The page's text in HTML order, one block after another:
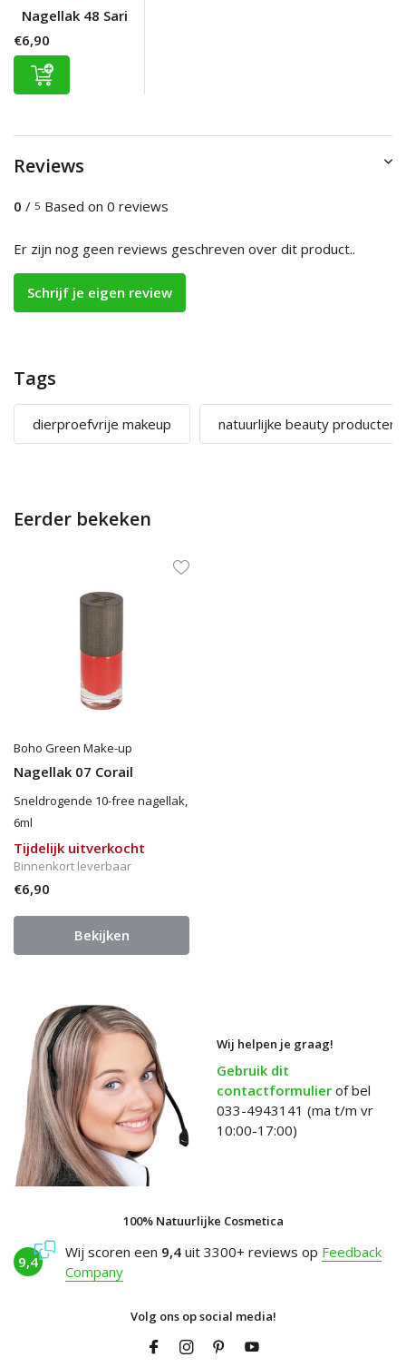
Nagellak 48 Sari
€6,90
Reviews
0 / 5 Based on 0 reviews
Er zijn nog geen reviews geschreven over dit product..
Schrijf je eigen review
Tags
dierproefvrije makeup natuurlijke beauty producten
Eerder bekeken
Boho Green Make-up
Nagellak 07 Corail
Sneldrogende 10-free nagellak,
6ml
Tijdelijk uitverkocht
Binnenkort leverbaar
€6,90
Bekijken
Wij helpen je graag!
Gebruik dit
contactformulier of bel
033-4943141 (ma t/m vr
10:00-17:00)
100% Natuurlijke Cosmetica
9,4
Wij scoren een 9,4 uit 3300+ reviews op Feedback
Company
Volg ons op social media!